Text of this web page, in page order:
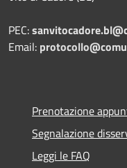
PEC:
Email:
Prenotazione
Segnalazione
Leggi le FAQ